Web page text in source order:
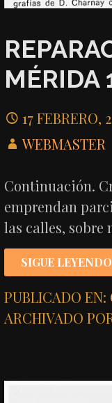
MÉRIDA
17 FEBRERO,
WEBMASTER
Continuación.
emprendan
las calles,
SIGUE
PUBLICADO EN:
ARCHIVADO